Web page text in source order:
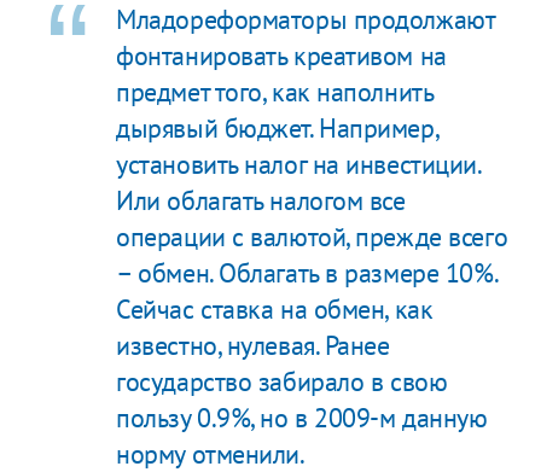
Младореформаторы продолжают
фонтанировать креативом на
предмет того, как наполнить
дырявый бюджет. Например,
установить налог на инвестиции.
Или облагать налогом все
операции с валютой, прежде всего
– обмен. Облагать в размере 10%.
Сейчас ставка на обмен, как
известно, нулевая. Ранее
государство забирало в свою
пользу 0.9%, но в 2009-м данную
норму отменили.